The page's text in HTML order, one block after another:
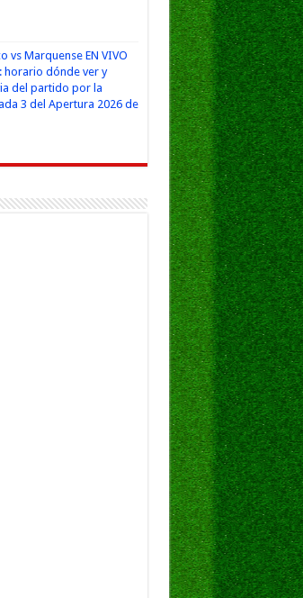
vs Marquense EN VIVO
horario dónde ver y
del partido por la
3 del Apertura 2026 de